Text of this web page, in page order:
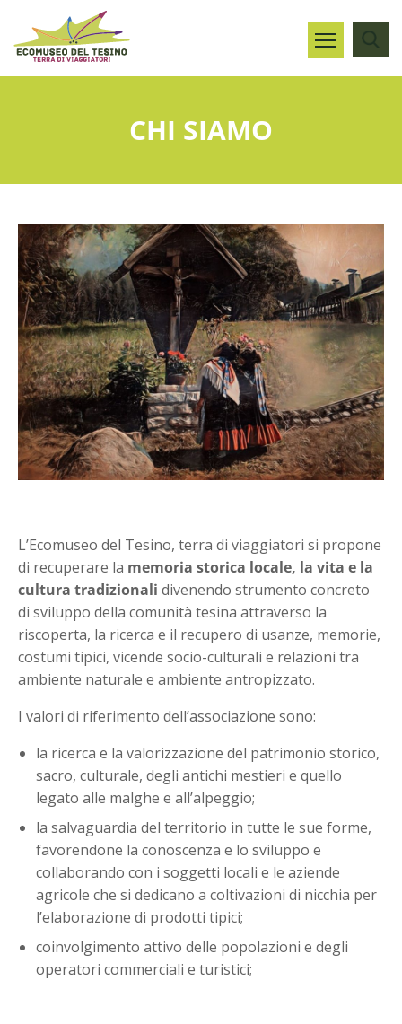
CHI SIAMO
L’Ecomuseo del Tesino, terra di viaggiatori si propone
di recuperare la memoria storica locale, la vita e la
cultura tradizionali divenendo strumento concreto
di sviluppo della comunità tesina attraverso la
riscoperta, la ricerca e il recupero di usanze, memorie,
costumi tipici, vicende socio-culturali e relazioni tra
ambiente naturale e ambiente antropizzato.
I valori di riferimento dell’associazione sono:
la ricerca e la valorizzazione del patrimonio storico,
sacro, culturale, degli antichi mestieri e quello
legato alle malghe e all’alpeggio;
la salvaguardia del territorio in tutte le sue forme,
favorendone la conoscenza e lo sviluppo e
collaborando con i soggetti locali e le aziende
agricole che si dedicano a coltivazioni di nicchia per
l’elaborazione di prodotti tipici;
coinvolgimento attivo delle popolazioni e degli
operatori commerciali e turistici;